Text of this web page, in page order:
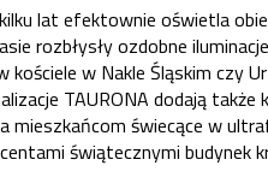
lat efektownie oświetla
rozbłysły ozdobne
kościele w Nakle Śląskim czy
TAURONA dodają
mieszkańcom świecące w
świątecznymi budynek